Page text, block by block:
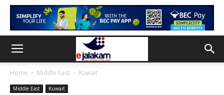
Home Middle East Kuwait
Middle East Kuwait